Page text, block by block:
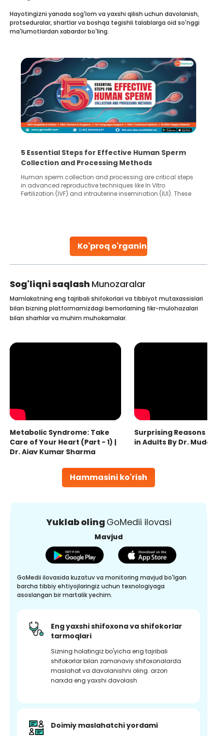
Ko'proq o'rganing
Hayotingizni yanada sog'lom va yaxshi qilish uchun davolanish,
protseduralar, shartlar va boshqa tegishli talablarga oid so'nggi
ma'lumotlardan xabardor bo'ling.
5 Essential Steps for Effective Human Sperm
Collection and Processing Methods
Human sperm collection and processing are critical steps
in advanced reproductive techniques like In Vitro
Fertilization (IVF) and intrauterine insemination (IUI). These
collected, they process the
Sog'liqni saqlash Munozaralar
Hammasini ko'rish
Mamlakatning eng tajribali shifokorlari va tibbiyot mutaxassislari
bilan bizning platformamizdagi bemorlarning fikr-mulohazalari
bilan sharhlar va muhim muhokamalar.
Metabolic Syndrome: Take
Care of Your Heart (Part - 1) |
Dr. Ajay Kumar Sharma
Surprising Reasons
in Adults By Dr.
Yuklab oling GoMedii ilovasi
Mavjud
GoMedii ilovasida kuzatuv va monitoring mavjud bo'lgan
barcha tibbiy ehtiyojlaringiz uchun texnologiyaga
asoslangan bir martalik yechim.
Eng yaxshi shifoxona va shifokorlar
tarmoqlari
Sizning holatingiz bo'yicha eng tajribali
shifokorlar bilan zamonaviy shifoxonalarda
maslahat va davolanishni oling. arzon
narxda eng yaxshi davolash.
Doimiy maslahatchi yordami